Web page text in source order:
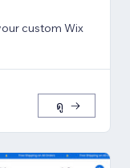
custom Wix
ดู